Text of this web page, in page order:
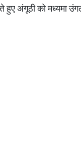
हुए अंगूठी को मध्यमा